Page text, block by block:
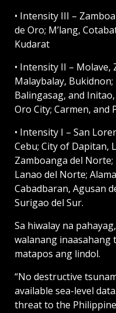
• Intensity III –
de Oro; M’lang,
Kudarat
• Intensity II – Molave,
Malaybalay,
Balingasag, and
Oro City; Carmen, and
• Intensity I – San
Cebu; City of Dapitan,
Zamboanga del
Lanao del Norte;
Cabadbaran, Agusan
Surigao del Sur.
Sa hiwalay na
walanang inaasahang
matapos ang lindol.
“No destructive
available sea-level
threat to the